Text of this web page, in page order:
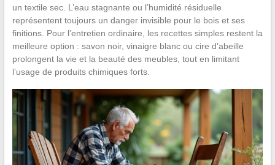
un textile sec. L’eau stagnante ou l’humidité résiduelle
représentent toujours un danger invisible pour le bois et ses
finitions. Pour l’entretien ordinaire, les recettes simples restent la
meilleure option : savon noir, vinaigre blanc ou cire d’abeille
prolongent la vie et la beauté des meubles, tout en limitant
l’usage de produits chimiques forts.